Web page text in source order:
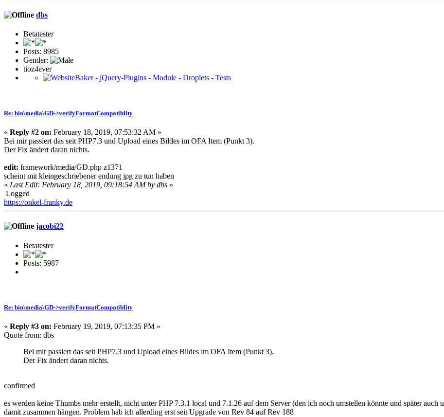
dbs
Betatester
Posts: 8985
Gender:
tioz4ever
Re: bin\media\GD->verifyFormatCompatiblity
« Reply #2 on: February 18, 2019, 07:53:32 AM »
Bei mir passiert das seit PHP7.3 und Upload eines Bildes im OFA Item (Punkt 3).
Der Fix ändert daran nichts.
edit: framework/media/GD.php z1371
scheint mit kleingeschriebener endung jpg zu tun haben
« Last Edit: February 18, 2019, 09:18:54 AM by dbs »
Logged
https://onkel-franky.de
jacobi22
Betatester
Posts: 5987
Re: bin\media\GD->verifyFormatCompatiblity
« Reply #3 on: February 19, 2019, 07:13:35 PM »
Quote from: dbs
Bei mir passiert das seit PHP7.3 und Upload eines Bildes im OFA Item (Punkt 3).
Der Fix ändert daran nichts.
confirmed
es werden keine Thumbs mehr erstellt, nicht unter PHP 7.3.1 local und 7.1.26 auf dem Server (den ich noch umstellen könnte und später
damit zusammen hängen. Problem hab ich allerding erst seit Upgrade von Rev 84 auf Rev 188